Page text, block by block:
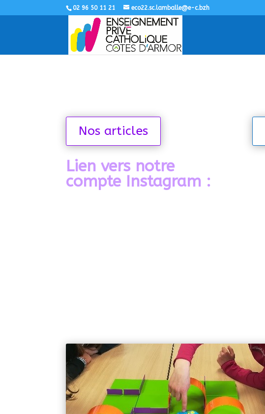
02 96 50 11 21 eco22.sc.lamballe@e-c.bzh
Nos articles
Lien vers notre
compte Instagram :